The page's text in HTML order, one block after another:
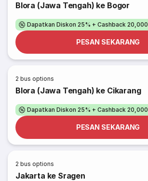
Blora (Jawa Tengah) ke Bogor
Dapatkan Diskon 25% + Cashback 20,000
PESAN SEKARANG
2 bus options
Blora (Jawa Tengah) ke Cikarang
Dapatkan Diskon 25% + Cashback 20,000
PESAN SEKARANG
2 bus options
Jakarta ke Sragen